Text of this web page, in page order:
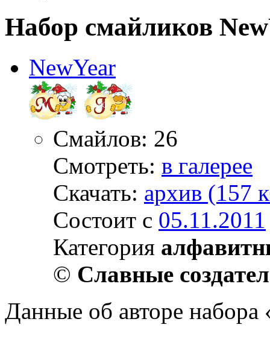
Набор смайликов
NewYear
Смайлов: 26
Смотреть: в галерее
Скачать: архив (157
Состоит с 05.11.2011
Категория
© Славные
Данные об авторе набора